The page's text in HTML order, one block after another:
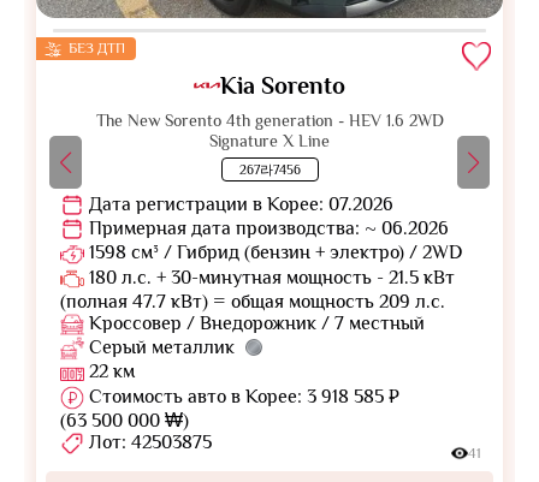
БЕЗ ДТП
Kia Sorento
The New Sorento 4th generation - HEV 1.6 2WD
Signature X Line
267라7456
Дата регистрации в Корее: 07.2026
Примерная дата производства: ~ 06.2026
1598 см³ / Гибрид (бензин + электро) / 2WD
180 л.с. + 30-минутная мощность - 21.5 кВт
(полная 47.7 кВт) = общая мощность 209 л.с.
Кроссовер / Внедорожник / 7 местный
Серый металлик
22 км
Стоимость авто в Корее: 3 918 585 ₽
(63 500 000 ₩)
Лот: 42503875
41